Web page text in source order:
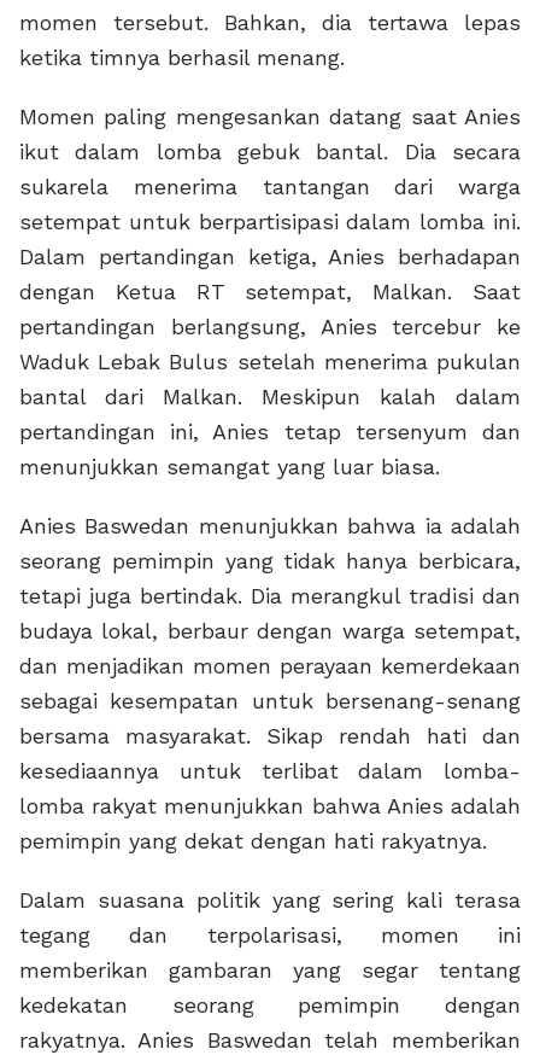
momen tersebut. Bahkan, dia tertawa lepas
ketika timnya berhasil menang.
Momen paling mengesankan datang saat Anies
ikut dalam lomba gebuk bantal. Dia secara
sukarela menerima tantangan dari warga
setempat untuk berpartisipasi dalam lomba ini.
Dalam pertandingan ketiga, Anies berhadapan
dengan Ketua RT setempat, Malkan. Saat
pertandingan berlangsung, Anies tercebur ke
Waduk Lebak Bulus setelah menerima pukulan
bantal dari Malkan. Meskipun kalah dalam
pertandingan ini, Anies tetap tersenyum dan
menunjukkan semangat yang luar biasa.
Anies Baswedan menunjukkan bahwa ia adalah
seorang pemimpin yang tidak hanya berbicara,
tetapi juga bertindak. Dia merangkul tradisi dan
budaya lokal, berbaur dengan warga setempat,
dan menjadikan momen perayaan kemerdekaan
sebagai kesempatan untuk bersenang-senang
bersama masyarakat. Sikap rendah hati dan
kesediaannya untuk terlibat dalam lomba-
lomba rakyat menunjukkan bahwa Anies adalah
pemimpin yang dekat dengan hati rakyatnya.
Dalam suasana politik yang sering kali terasa
tegang dan terpolarisasi, momen ini
memberikan gambaran yang segar tentang
kedekatan seorang pemimpin dengan
rakyatnya. Anies Baswedan telah memberikan